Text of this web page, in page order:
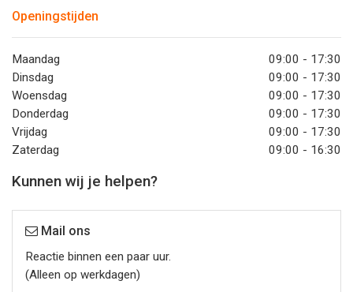
Openingstijden
Maandag
09:00 - 17:30
Dinsdag
09:00 - 17:30
Woensdag
09:00 - 17:30
Donderdag
09:00 - 17:30
Vrijdag
09:00 - 17:30
Zaterdag
09:00 - 16:30
Kunnen wij je helpen?
Mail ons
Reactie binnen een paar uur.
(Alleen op werkdagen)